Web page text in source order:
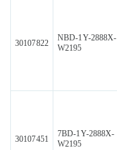
30107822
NBD-1Y-2888X-
W2195
30107451
7BD-1Y-2888X-
W2195